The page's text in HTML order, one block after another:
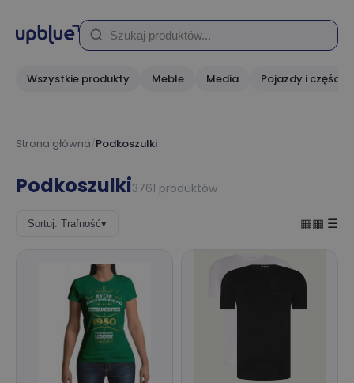
Wszystkie produkty Meble Media Pojazdy i części
Strona główna Podkoszulki
Podkoszulki3761 produktów
Sortuj: Trafność▾ ▦▦ ☰